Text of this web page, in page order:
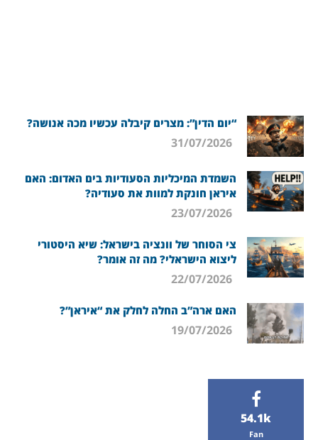
“יום הדין”: מצרים קיבלה עכשיו מכה אנושה?
השמדת המיכליות הסעודיות בים האדום: האם
איראן חונקת למוות את סעודיה?
צי הסוחר של וונציה בישראל: שיא היסטורי
ליצוא הישראלי? מה זה אומר?
האם ארה”ב החלה לחלק את “איראן”?
54.1k
Fan